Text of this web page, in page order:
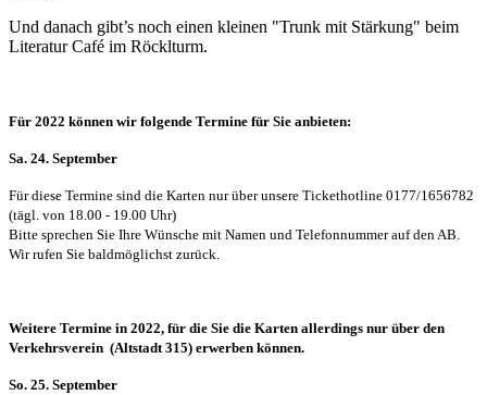
Und danach gibt’s noch einen kleinen "Trunk mit Stärkung" beim
Literatur Café im Röcklturm.
Für 2022 können wir folgende Termine für Sie anbieten:
Sa. 24. September
Für diese Termine sind die Karten nur über unsere Tickethotline 0177/1656782
(tägl. von 18.00 - 19.00 Uhr)
Bitte sprechen Sie Ihre Wünsche mit Namen und Telefonnummer auf den AB.
Wir rufen Sie baldmöglichst zurück.
Weitere Termine in 2022, für die Sie die Karten allerdings nur über den
Verkehrsverein (Altstadt 315) erwerben können.
So. 25. September